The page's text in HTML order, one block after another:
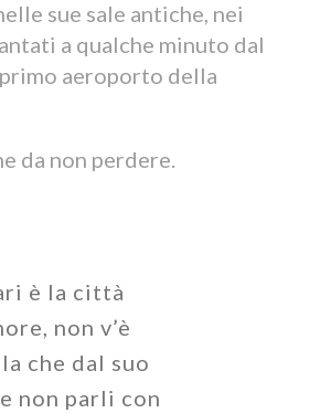
sue sale antiche, nei
a qualche minuto dal
aeroporto della
da non perdere.
è la città
non v’è
che dal suo
non parli con